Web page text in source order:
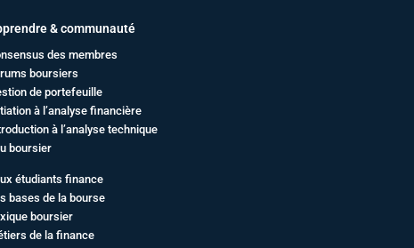
& communauté
des membres
boursiers
de portefeuille
à l’analyse financière
à l’analyse technique
boursier
étudiants finance
bases de la bourse
boursier
de la finance